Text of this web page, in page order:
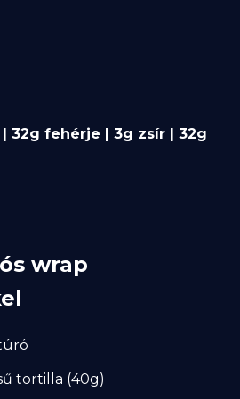
32g fehérje | 3g zsír | 32g
wrap
tortilla (40g)